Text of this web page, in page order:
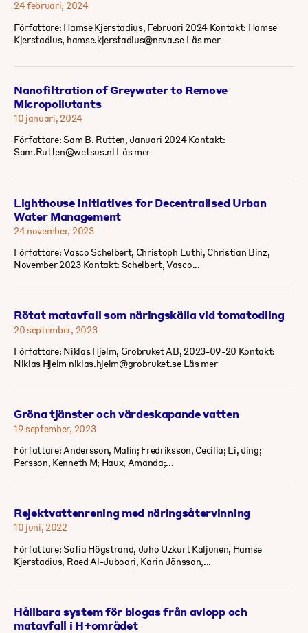
24 februari, 2024
Författare: Hamse Kjerstadius, Februari 2024 Kontakt: Hamse
Kjerstadius, hamse.kjerstadius@nsva.se Läs mer
Nanofiltration of Greywater to Remove
Micropollutants
10 januari, 2024
Författare: Sam B. Rutten, Januari 2024 Kontakt:
Sam.Rutten@wetsus.nl Läs mer
Lighthouse Initiatives for Decentralised Urban
Water Management
24 november, 2023
Författare: Vasco Schelbert, Christoph Luthi, Christian Binz,
November 2023 Kontakt: Schelbert, Vasco...
Rötat matavfall som näringskälla vid tomatodling
20 september, 2023
Författare: Niklas Hjelm, Grobruket AB, 2023-09-20 Kontakt:
Niklas Hjelm niklas.hjelm@grobruket.se Läs mer
Gröna tjänster och värdeskapande vatten
19 september, 2023
Författare: Andersson, Malin; Fredriksson, Cecilia; Li, Jing;
Persson, Kenneth M; Haux, Amanda;...
Rejektvattenrening med näringsåtervinning
10 juni, 2022
Författare: Sofia Högstrand, Juho Uzkurt Kaljunen, Hamse
Kjerstadius, Raed Al-Juboori, Karin Jönsson,...
Hållbara system för biogas från avlopp och
matavfall i H+området